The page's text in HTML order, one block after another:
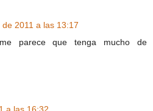
2011 a las 13:17
parece que tenga mucho de